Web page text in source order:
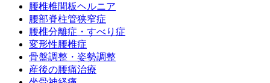
腰椎椎間板ヘルニア
腰部脊柱管狭窄症
腰椎分離症・すべり症
変形性腰椎症
骨盤調整・姿勢調整
産後の腰痛治療